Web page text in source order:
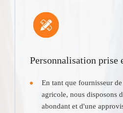
Personnalisation prise
En tant que fournisseur
agricole, nous disposons
abondant et d'une